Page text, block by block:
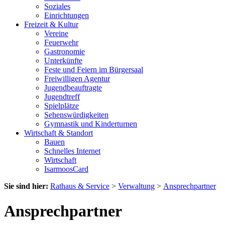
Soziales
Einrichtungen
Freizeit & Kultur
Vereine
Feuerwehr
Gastronomie
Unterkünfte
Feste und Feiern im Bürgersaal
Freiwilligen Agentur
Jugendbeauftragte
Jugendtreff
Spielplätze
Sehenswürdigkeiten
Gymnastik und Kinderturnen
Wirtschaft & Standort
Bauen
Schnelles Internet
Wirtschaft
IsarmoosCard
Sie sind hier: Rathaus & Service > Verwaltung > Ansprechpartner
Ansprechpartner